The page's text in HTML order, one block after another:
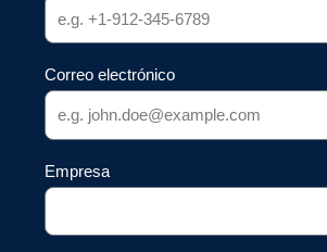
Correo electrónico
Empresa